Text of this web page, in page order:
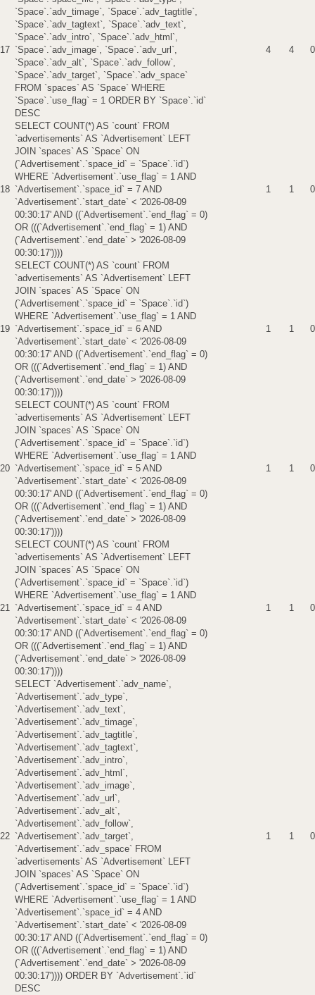
17
`Space`.`adv_timage`, `Space`.`adv_tagtitle`,
`Space`.`adv_tagtext`, `Space`.`adv_text`,
`Space`.`adv_intro`, `Space`.`adv_html`,
`Space`.`adv_image`, `Space`.`adv_url`,
`Space`.`adv_alt`, `Space`.`adv_follow`,
`Space`.`adv_target`, `Space`.`adv_space`
FROM `spaces` AS `Space` WHERE
`Space`.`use_flag` = 1 ORDER BY `Space`.`id`
DESC
4 4 0
18
SELECT COUNT(*) AS `count` FROM
`advertisements` AS `Advertisement` LEFT
JOIN `spaces` AS `Space` ON
(`Advertisement`.`space_id` = `Space`.`id`)
WHERE `Advertisement`.`use_flag` = 1 AND
`Advertisement`.`space_id` = 7 AND
`Advertisement`.`start_date` < '2026-08-09
00:30:17' AND ((`Advertisement`.`end_flag` = 0)
OR (((`Advertisement`.`end_flag` = 1) AND
(`Advertisement`.`end_date` > '2026-08-09
00:30:17'))))
1 1 0
19
SELECT COUNT(*) AS `count` FROM
`advertisements` AS `Advertisement` LEFT
JOIN `spaces` AS `Space` ON
(`Advertisement`.`space_id` = `Space`.`id`)
WHERE `Advertisement`.`use_flag` = 1 AND
`Advertisement`.`space_id` = 6 AND
`Advertisement`.`start_date` < '2026-08-09
00:30:17' AND ((`Advertisement`.`end_flag` = 0)
OR (((`Advertisement`.`end_flag` = 1) AND
(`Advertisement`.`end_date` > '2026-08-09
00:30:17'))))
1 1 0
20
SELECT COUNT(*) AS `count` FROM
`advertisements` AS `Advertisement` LEFT
JOIN `spaces` AS `Space` ON
(`Advertisement`.`space_id` = `Space`.`id`)
WHERE `Advertisement`.`use_flag` = 1 AND
`Advertisement`.`space_id` = 5 AND
`Advertisement`.`start_date` < '2026-08-09
00:30:17' AND ((`Advertisement`.`end_flag` = 0)
OR (((`Advertisement`.`end_flag` = 1) AND
(`Advertisement`.`end_date` > '2026-08-09
00:30:17'))))
1 1 0
21
SELECT COUNT(*) AS `count` FROM
`advertisements` AS `Advertisement` LEFT
JOIN `spaces` AS `Space` ON
(`Advertisement`.`space_id` = `Space`.`id`)
WHERE `Advertisement`.`use_flag` = 1 AND
`Advertisement`.`space_id` = 4 AND
`Advertisement`.`start_date` < '2026-08-09
00:30:17' AND ((`Advertisement`.`end_flag` = 0)
OR (((`Advertisement`.`end_flag` = 1) AND
(`Advertisement`.`end_date` > '2026-08-09
00:30:17'))))
1 1 0
22
SELECT `Advertisement`.`adv_name`,
`Advertisement`.`adv_type`,
`Advertisement`.`adv_text`,
`Advertisement`.`adv_timage`,
`Advertisement`.`adv_tagtitle`,
`Advertisement`.`adv_tagtext`,
`Advertisement`.`adv_intro`,
`Advertisement`.`adv_html`,
`Advertisement`.`adv_image`,
`Advertisement`.`adv_url`,
`Advertisement`.`adv_alt`,
`Advertisement`.`adv_follow`,
`Advertisement`.`adv_target`,
`Advertisement`.`adv_space` FROM
`advertisements` AS `Advertisement` LEFT
JOIN `spaces` AS `Space` ON
(`Advertisement`.`space_id` = `Space`.`id`)
WHERE `Advertisement`.`use_flag` = 1 AND
`Advertisement`.`space_id` = 4 AND
`Advertisement`.`start_date` < '2026-08-09
00:30:17' AND ((`Advertisement`.`end_flag` = 0)
OR (((`Advertisement`.`end_flag` = 1) AND
(`Advertisement`.`end_date` > '2026-08-09
00:30:17')))) ORDER BY `Advertisement`.`id`
DESC
1 1 0